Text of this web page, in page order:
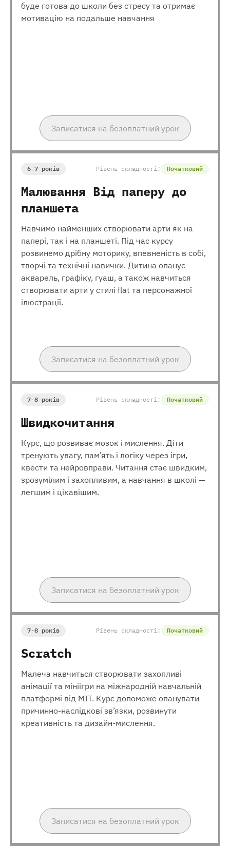
буде готова до школи без стресу та отримає
мотивацію на подальше навчання
Записатися на безоплатний урок
6-7 років Рівень складності: Початковий
Малювання Від паперу до
планшета
Навчимо найменших створювати арти як на
папері, так і на планшеті. Під час курсу
розвинемо дрібну моторику, впевненість в собі,
творчі та технічні навички. Дитина опанує
акварель, графіку, гуаш, а також навчиться
створювати арти у стилі flat та персонажної
ілюстрації.
Записатися на безоплатний урок
7-8 років Рівень складності: Початковий
Швидкочитання
Курс, що розвиває мозок і мислення. Діти
тренують увагу, пам’ять і логіку через ігри,
квести та нейровправи. Читання стає швидким,
зрозумілим і захопливим, а навчання в школі —
легшим і цікавішим.
Записатися на безоплатний урок
7-8 років Рівень складності: Початковий
Scratch
Малеча навчиться створювати захопливі
анімації та мініігри на міжнародній навчальній
платформі від МІТ. Курс допоможе опанувати
причинно-наслідкові зв’язки, розвинути
креативність та дизайн-мислення.
Записатися на безоплатний урок